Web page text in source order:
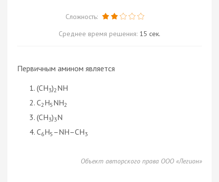
Сложность:
Среднее время решения: 15 сек.
Первичным амином является
(CH3)2 NH
C2 H5 NH2
(CH3)3N
C6H5 –NH–CH3
Объект авторского права ООО «Легион»